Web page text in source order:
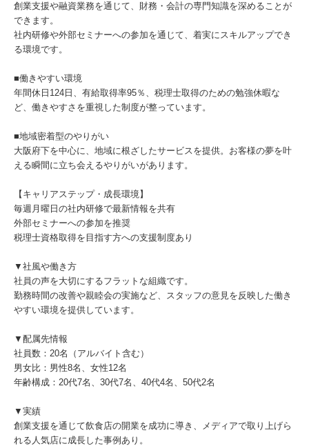
創業支援や融資業務を通じて、財務・会計の専門知識を深めることが
できます。
社内研修や外部セミナーへの参加を通じて、着実にスキルアップでき
る環境です。
■働きやすい環境
年間休日124日、有給取得率95％、税理士取得のための勉強休暇な
ど、働きやすさを重視した制度が整っています。
■地域密着型のやりがい
大阪府下を中心に、地域に根ざしたサービスを提供。お客様の夢を叶
える瞬間に立ち会えるやりがいがあります。
【キャリアステップ・成長環境】
毎週月曜日の社内研修で最新情報を共有
外部セミナーへの参加を推奨
税理士資格取得を目指す方への支援制度あり
▼社風や働き方
社員の声を大切にするフラットな組織です。
勤務時間の改善や親睦会の実施など、スタッフの意見を反映した働き
やすい環境を提供しています。
▼配属先情報
社員数：20名（アルバイト含む）
男女比：男性8名、女性12名
年齢構成：20代7名、30代7名、40代4名、50代2名
▼実績
創業支援を通じて飲食店の開業を成功に導き、メディアで取り上げら
れる人気店に成長した事例あり。